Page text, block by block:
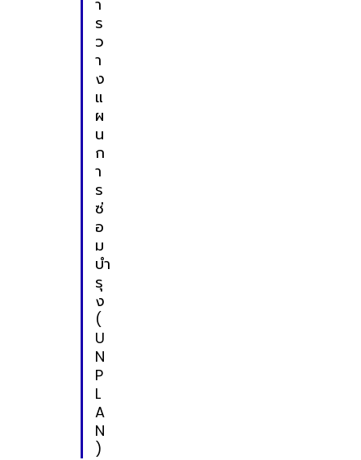
า
ร
ว
า
ง
แ
ผ
น
ก
า
ร
ซ่
อ
ม
บำ
รุ
ง
(
U
N
P
L
A
N
)